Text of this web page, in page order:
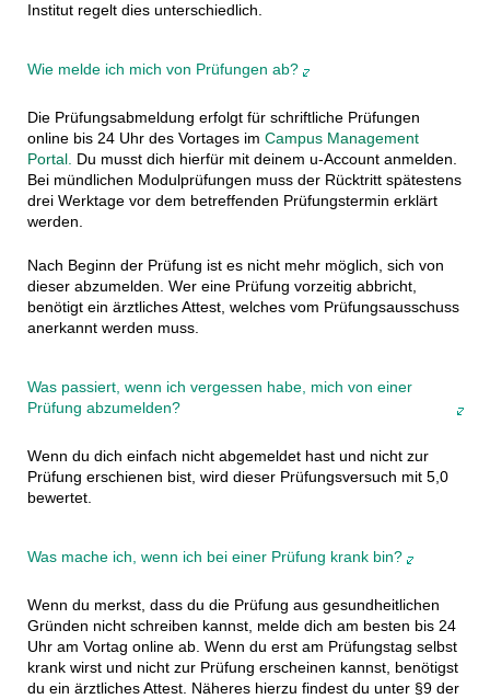
Institut regelt dies unterschiedlich.
Wie melde ich mich von Prüfungen ab?
Die Prüfungsabmeldung erfolgt für schriftliche Prüfungen
online bis 24 Uhr des Vortages im Campus Management
Portal. Du musst dich hierfür mit deinem u-Account anmelden.
Bei mündlichen Modulprüfungen muss der Rücktritt spätestens
drei Werktage vor dem betreffenden Prüfungstermin erklärt
werden.
Nach Beginn der Prüfung ist es nicht mehr möglich, sich von
dieser abzumelden. Wer eine Prüfung vorzeitig abbricht,
benötigt ein ärztliches Attest, welches vom Prüfungsausschuss
anerkannt werden muss.
Was passiert, wenn ich vergessen habe, mich von einer
Prüfung abzumelden?
Wenn du dich einfach nicht abgemeldet hast und nicht zur
Prüfung erschienen bist, wird dieser Prüfungsversuch mit 5,0
bewertet.
Was mache ich, wenn ich bei einer Prüfung krank bin?
Wenn du merkst, dass du die Prüfung aus gesundheitlichen
Gründen nicht schreiben kannst, melde dich am besten bis 24
Uhr am Vortag online ab. Wenn du erst am Prüfungstag selbst
krank wirst und nicht zur Prüfung erscheinen kannst, benötigst
du ein ärztliches Attest. Näheres hierzu findest du unter §9 der